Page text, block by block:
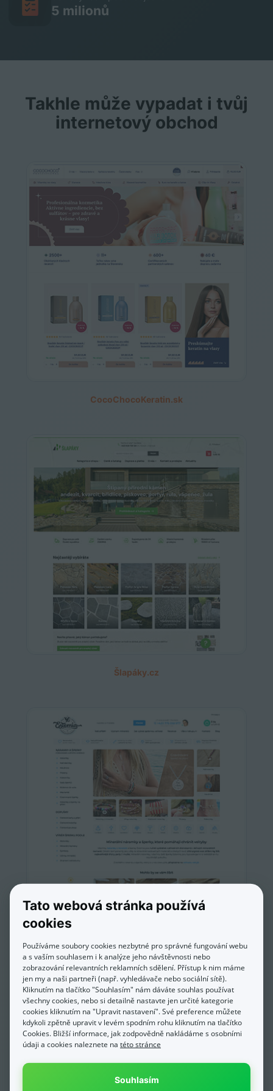
5 milionů
Takhle může vypadat i tvůj
internetový obchod
CocoChocoKeratin.sk
Šlapáky.cz
Estemia.cz
Tato webová stránka používá
cookies
Používáme soubory cookies nezbytné pro správné fungování webu
a s vaším souhlasem i k analýze jeho návštěvnosti nebo
zobrazování relevantních reklamních sdělení. Přístup k nim máme
jen my a naši partneři (např. vyhledávače nebo sociální sítě).
Kliknutím na tlačítko "Souhlasím" nám dáváte souhlas používat
všechny cookies, nebo si detailně nastavte jen určité kategorie
cookies kliknutím na "Upravit nastavení". Své preference můžete
kdykoli zpětně upravit v levém spodním rohu kliknutím na tlačítko
Cookies. Bližší informace, jak zodpovědně nakládáme s osobními
údaji a cookies naleznete na této stránce
Souhlasím